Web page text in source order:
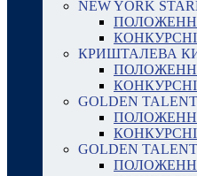
NEW YORK
КРИШТАЛЕВА
GOLDEN
GOLDEN